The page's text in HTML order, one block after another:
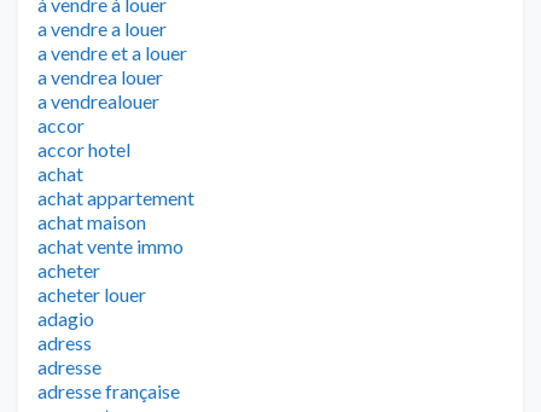
a vendre a louer
a vendre et a louer
a vendrea louer
a vendrealouer
accor
accor hotel
achat
achat appartement
achat maison
achat vente immo
acheter
acheter louer
adagio
adress
adresse
adresse française